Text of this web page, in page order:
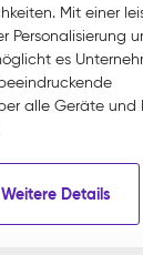
Mit einer
Personalisierung
es
alle Geräte und
Weitere Details